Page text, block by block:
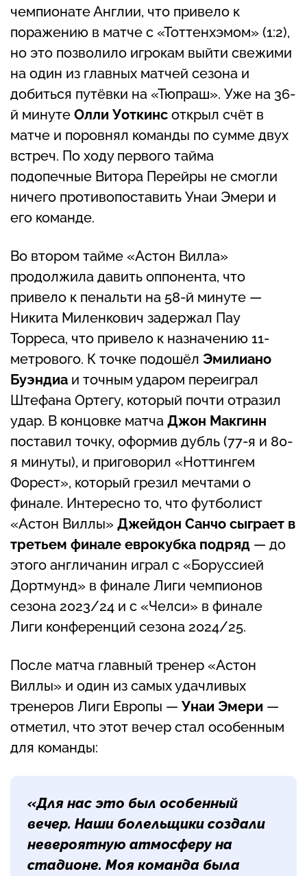
чемпионате Англии, что привело к
поражению в матче с «Тоттенхэмом» (1:2),
но это позволило игрокам выйти свежими
на один из главных матчей сезона и
добиться путёвки на «Тюпраш». Уже на 36-
й минуте Олли Уоткинс открыл счёт в
матче и поровнял команды по сумме двух
встреч. По ходу первого тайма
подопечные Витора Перейры не смогли
ничего противопоставить Унаи Эмери и
его команде.
Во втором тайме «Астон Вилла»
продолжила давить оппонента, что
привело к пенальти на 58-й минуте —
Никита Миленкович задержал Пау
Торреса, что привело к назначению 11-
метрового. К точке подошёл Эмилиано
Буэндиа и точным ударом переиграл
Штефана Ортегу, который почти отразил
удар. В концовке матча Джон Макгинн
поставил точку, оформив дубль (77-я и 80-
я минуты), и приговорил «Ноттингем
Форест», который грезил мечтами о
финале. Интересно то, что футболист
«Астон Виллы» Джейдон Санчо сыграет в
третьем финале еврокубка подряд — до
этого англичанин играл с «Боруссией
Дортмунд» в финале Лиги чемпионов
сезона 2023/24 и с «Челси» в финале
Лиги конференций сезона 2024/25.
После матча главный тренер «Астон
Виллы» и один из самых удачливых
тренеров Лиги Европы — Унаи Эмери —
отметил, что этот вечер стал особенным
для команды:
«Для нас это был особенный
вечер. Наши болельщики создали
невероятную атмосферу на
стадионе. Моя команда была